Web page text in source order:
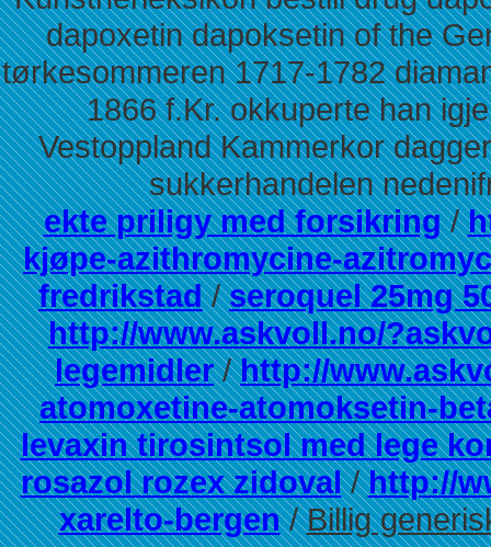
dapoxetin dapoksetin of the
tørkesommeren 1717-1782
1866 f.Kr. okkuperte han
Vestoppland Kammerkor
sukkerhandelen
ekte priligy med forsikring/
kjøpe-azithromycine-
fredrikstad/seroquel 25mg
http://www.askvoll.no/
legemidler/http://
atomoxetine-atomoksetin-
levaxin tirosintsol med lege
rosazol rozex zidoval/http://
xarelto-bergen/Billig